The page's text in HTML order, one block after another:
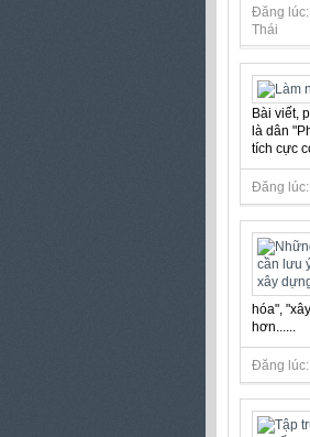
Đăng lúc:
Thái
Bài viết,
là dân
tích cực
Đăng lúc:
hóa",
hơn......
Đăng lúc: